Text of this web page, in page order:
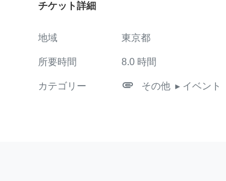
チケット詳細
地域 東京都
所要時間 8.0 時間
カテゴリー attachment その他 ▸ イベント